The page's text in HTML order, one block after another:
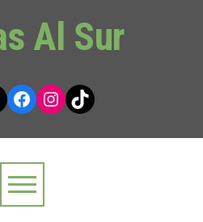
Al Sur
Facebook
Instagram
TikTok